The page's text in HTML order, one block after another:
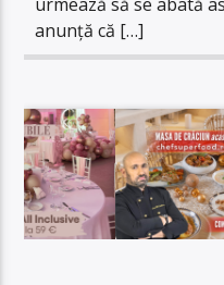
anunță că […]